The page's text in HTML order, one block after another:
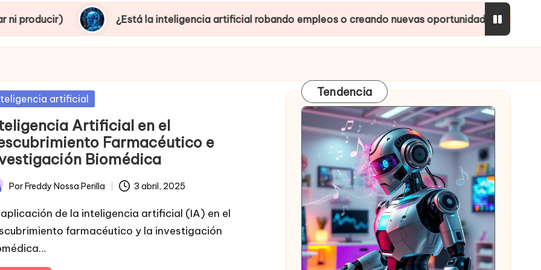
¿Está la inteligencia artificial robando empleos o creando nuevas oportunidades?
artificial
Artificial en el
Farmacéutico e
Biomédica
PorFreddy Nossa Perilla 3 abril, 2025
de la inteligencia artificial (IA) en el
farmacéutico y la investigación
Tendencia